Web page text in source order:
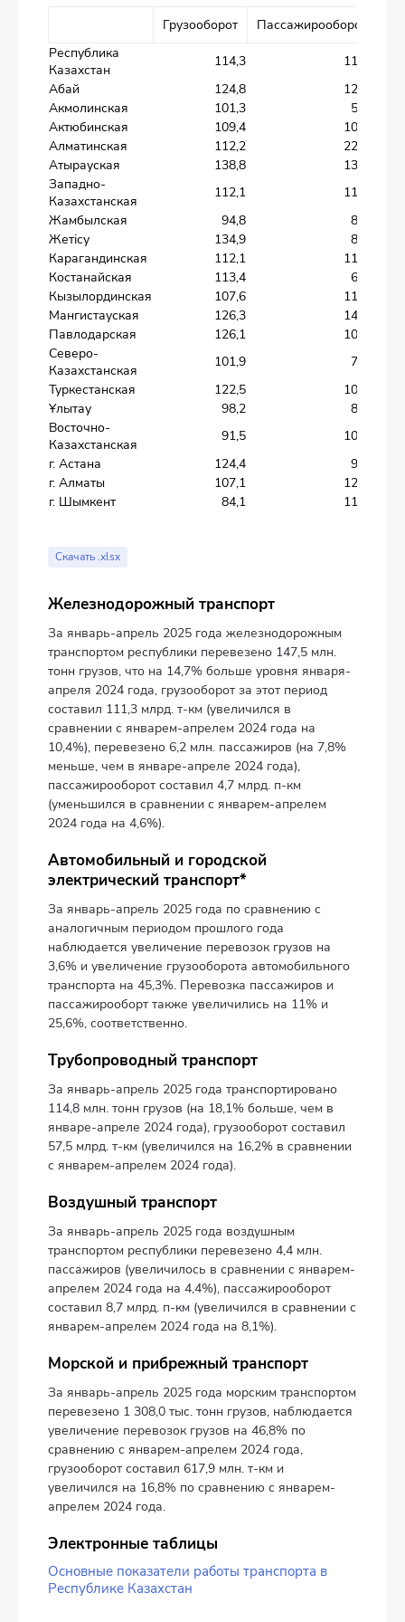
Грузооборот
Пассажирооборот
Республика
Казахстан
114,3
113,7
Абай
124,8
122,9
Акмолинская
101,3
55,9
Актюбинская
109,4
108,9
Алматинская
112,2
222,0
Атырауская
138,8
136,8
Западно-
Казахстанская
112,1
111,7
Жамбылская
94,8
89,5
Жетісу
134,9
89,4
Карагандинская
112,1
117,7
Костанайская
113,4
64,1
Кызылординская
107,6
114,5
Мангистауская
126,3
146,1
Павлодарская
126,1
108,7
Северо-
Казахстанская
101,9
75,9
Туркестанская
122,5
109,1
Ұлытау
98,2
86,4
Восточно-
Казахстанская
91,5
109,5
г. Астана
124,4
98,4
г. Алматы
107,1
124,3
г. Шымкент
84,1 112,7
Скачать .xlsx
Железнодорожный транспорт
За январь-апрель 2025 года железнодорожным
транспортом республики перевезено 147,5 млн.
тонн грузов, что на 14,7% больше уровня января-
апреля 2024 года, грузооборот за этот период
составил 111,3 млрд. т-км (увеличился в
сравнении с январем-апрелем 2024 года на
10,4%), перевезено 6,2 млн. пассажиров (на 7,8%
меньше, чем в январе-апреле 2024 года),
пассажирооборот составил 4,7 млрд. п-км
(уменьшился в сравнении с январем-апрелем
2024 года на 4,6%).
Автомобильный и городской
электрический транспорт*
За январь-апрель 2025 года по сравнению с
аналогичным периодом прошлого года
наблюдается увеличение перевозок грузов на
3,6% и увеличение грузооборота автомобильного
транспорта на 45,3%. Перевозка пассажиров и
пассажирооборт также увеличились на 11% и
25,6%, соответственно.
Трубопроводный транспорт
За январь-апрель 2025 года транспортировано
114,8 млн. тонн грузов (на 18,1% больше, чем в
январе-апреле 2024 года), грузооборот составил
57,5 млрд. т-км (увеличился на 16,2% в сравнении
с январем-апрелем 2024 года).
Воздушный транспорт
За январь-апрель 2025 года воздушным
транспортом республики перевезено 4,4 млн.
пассажиров (увеличилось в сравнении с январем-
апрелем 2024 года на 4,4%), пассажирооборот
составил 8,7 млрд. п-км (увеличился в сравнении с
январем-апрелем 2024 года на 8,1%).
Морской и прибрежный транспорт
За январь-апрель 2025 года морским транспортом
перевезено 1 308,0 тыс. тонн грузов, наблюдается
увеличение перевозок грузов на 46,8% по
сравнению с январем-апрелем 2024 года,
грузооборот составил 617,9 млн. т-км и
увеличился на 16,8% по сравнению с январем-
апрелем 2024 года.
Электронные таблицы
Основные показатели работы транспорта в
Республике Казахстан